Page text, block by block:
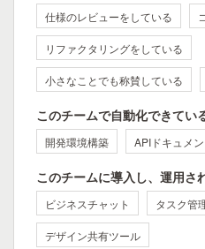
仕様のレビューをしている
リファクタリングをしている
小さなことでも称賛している
このチームで自動化できてい
開発環境構築 APIドキュメ
このチームに導入し、運用さ
ビジネスチャット タスク管
デザイン共有ツール